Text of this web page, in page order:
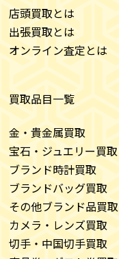
店頭買取とは
出張買取とは
オンライン査定とは
買取品目一覧
金・貴金属買取
宝石・ジュエリー買取
ブランド時計買取
ブランドバッグ買取
その他ブランド品買取
カメラ・レンズ買取
切手・中国切手買取